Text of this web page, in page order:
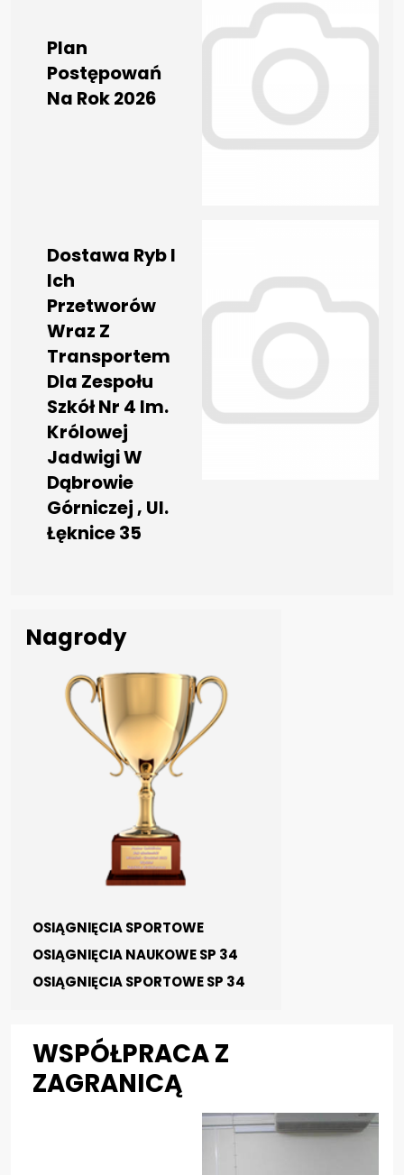
Plan
Postępowań
Na Rok 2026
Dostawa Ryb I
Ich
Przetworów
Wraz Z
Transportem
Dla Zespołu
Szkół Nr 4 Im.
Królowej
Jadwigi W
Dąbrowie
Górniczej , Ul.
Łęknice 35
Nagrody
OSIĄGNIĘCIA SPORTOWE
OSIĄGNIĘCIA NAUKOWE SP 34
OSIĄGNIĘCIA SPORTOWE SP 34
WSPÓŁPRACA Z
ZAGRANICĄ